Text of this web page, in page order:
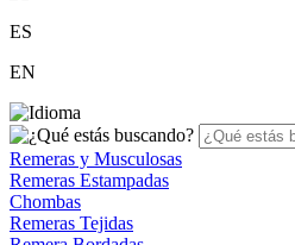
ES
EN
Remeras y Musculosas
Remeras Estampadas
Chombas
Remeras Tejidas